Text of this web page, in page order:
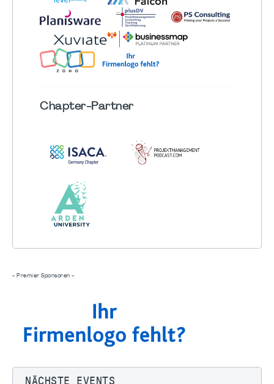
Chapter-Partner
- Premier Sponsoren -
NÄCHSTE EVENTS